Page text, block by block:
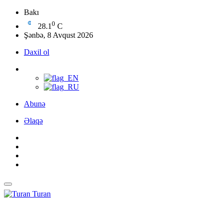
Bakı
28.1 0 C
Şənbə, 8 Avqust 2026
Daxil ol
Abunə
Əlaqə
Turan